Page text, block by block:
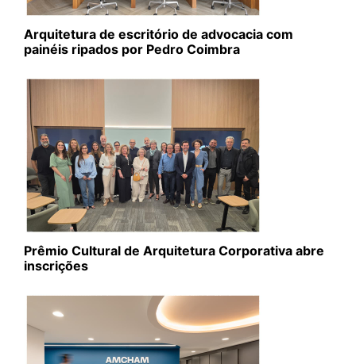
Arquitetura de escritório de advocacia com
painéis ripados por Pedro Coimbra
Prêmio Cultural de Arquitetura Corporativa abre
inscrições